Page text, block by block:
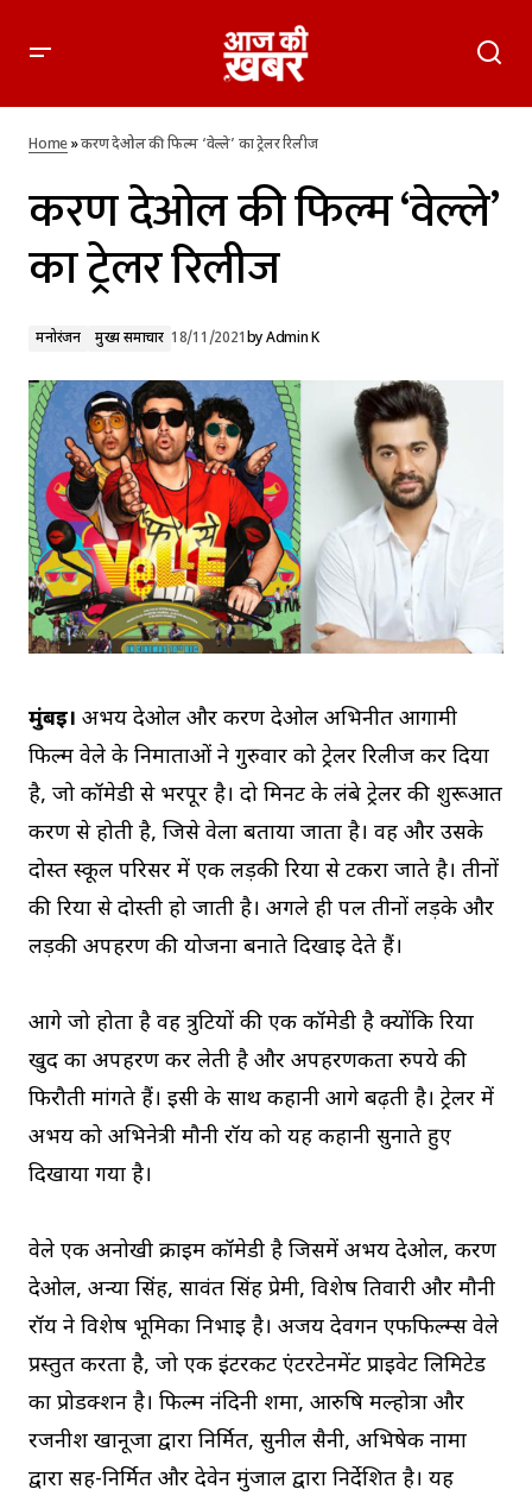
करण देओल की फिल्म ‘वेल्ले’ का ट्रेलर रिलीज
Home»करण देओल की फिल्म ‘वेल्ले’ का ट्रेलर रिलीज
करण देओल की फिल्म ‘वेल्ले’
का ट्रेलर रिलीज
मनोरंजन मुख्य समाचार 18/11/2021byAdmin K
मुंबई। अभय देओल और करण देओल अभिनीत आगामी
फिल्म वेले के निर्माताओं ने गुरुवार को ट्रेलर रिलीज कर दिया
है, जो कॉमेडी से भरपूर है। दो मिनट के लंबे ट्रेलर की शुरूआत
करण से होती है, जिसे वेला बताया जाता है। वह और उसके
दोस्त स्कूल परिसर में एक लड़की रिया से टकरा जाते है। तीनों
की रिया से दोस्ती हो जाती है। अगले ही पल तीनों लड़के और
लड़की अपहरण की योजना बनाते दिखाई देते हैं।
आगे जो होता है वह त्रुटियों की एक कॉमेडी है क्योंकि रिया
खुद का अपहरण कर लेती है और अपहरणकर्ता रुपये की
फिरौती मांगते हैं। इसी के साथ कहानी आगे बढ़ती है। ट्रेलर में
अभय को अभिनेत्री मौनी रॉय को यह कहानी सुनाते हुए
दिखाया गया है।
वेले एक अनोखी क्राइम कॉमेडी है जिसमें अभय देओल, करण
देओल, अन्या सिंह, सावंत सिंह प्रेमी, विशेष तिवारी और मौनी
रॉय ने विशेष भूमिका निभाई है। अजय देवगन एफफिल्म्स वेले
प्रस्तुत करता है, जो एक इंटरकट एंटरटेनमेंट प्राइवेट लिमिटेड
का प्रोडक्शन है। फिल्म नंदिनी शर्मा, आरुषि मल्होत्रा और
रजनीश खानूजा द्वारा निर्मित, सुनील सैनी, अभिषेक नामा
द्वारा सह-निर्मित और देवेन मुंजाल द्वारा निर्देशित है। यह